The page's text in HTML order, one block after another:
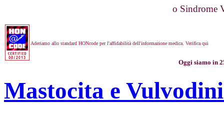
o Sindrome
Aderiamo allo standard HONcode per l'affidabilità dell'informazione medica Verifica qui
Oggi siamo in
Mastocita e